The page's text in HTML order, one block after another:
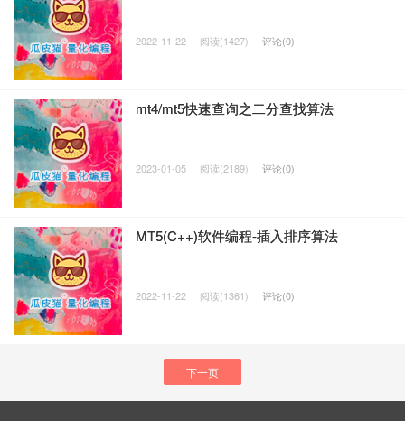
2022-11-22 阅读(1427) 评论(0)
mt4/mt5快速查询之二分查找算法
2023-01-05 阅读(2189) 评论(0)
MT5(C++)软件编程-插入排序算法
2022-11-22 阅读(1361) 评论(0)
下一页